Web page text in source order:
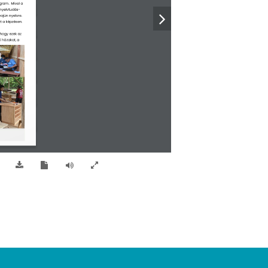
Mivel a
nyelvre.
a képzésen.
ezek az
házakat, a